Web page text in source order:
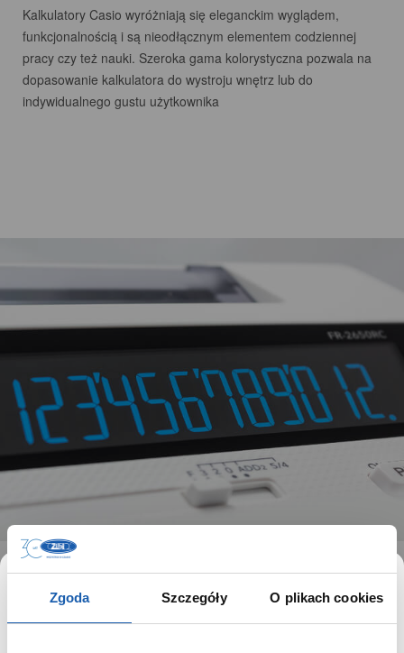
Zgoda Szczegóły O plikach cookies
Kalkulatory Casio wyróżniają się eleganckim wyglądem,
funkcjonalnością i są nieodłącznym elementem codziennej
pracy czy też nauki. Szeroka gama kolorystyczna pozwala na
dopasowanie kalkulatora do wystroju wnętrz lub do
indywidualnego gustu użytkownika
NIEZAWODNE
KALKULATORY DO